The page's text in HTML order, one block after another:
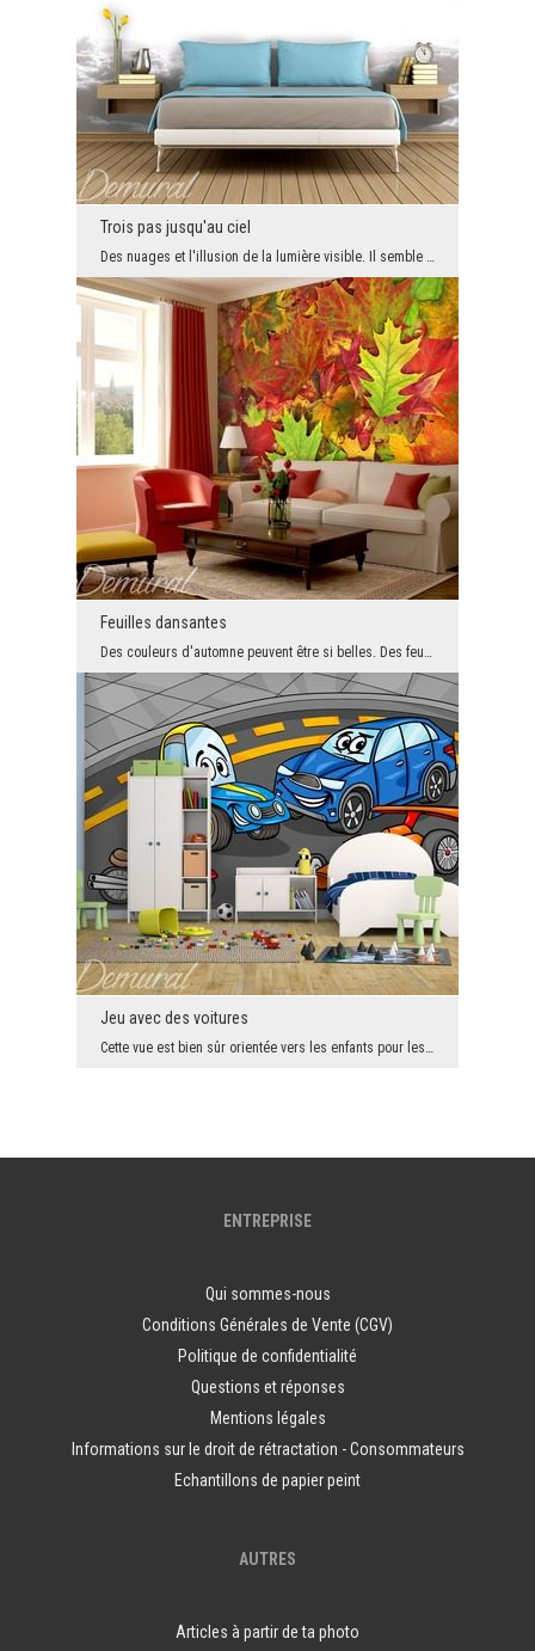
Trois pas jusqu'au ciel
Des nuages ​​et l'illusion de la lumière visible. Il semble que les rayons du soleil sortent de c...
Feuilles dansantes
Des couleurs d'automne peuvent être si belles. Des feuilles sur les allées du parc sont magnifiqu...
Jeu avec des voitures
Cette vue est bien sûr orientée vers les enfants pour les aider à passer leur jeunesse et leur do...
ENTREPRISE
Qui sommes-nous
Conditions Générales de Vente (CGV)
Politique de confidentialité
Questions et réponses
Mentions légales
Informations sur le droit de rétractation - Consommateurs
Echantillons de papier peint
AUTRES
Articles à partir de ta photo